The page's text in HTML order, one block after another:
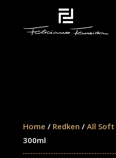
Home / Redken / All Soft
300ml